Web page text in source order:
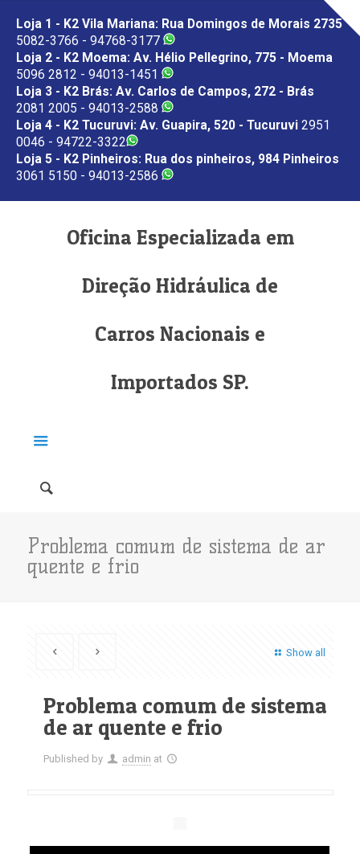
Loja 1 - K2 Vila Mariana: Rua Domingos de Morais 2735
5082-3766 - 94768-3177
Loja 2 - K2 Moema: Av. Hélio Pellegrino, 775 - Moema
5096 2812 - 94013-1451
Loja 3 - K2 Brás: Av. Carlos de Campos, 272 - Brás
2081 2005 - 94013-2588
Loja 4 - K2 Tucuruvi: Av. Guapira, 520 - Tucuruvi 2951
0046 - 94722-3322
Loja 5 - K2 Pinheiros: Rua dos pinheiros, 984 Pinheiros
3061 5150 - 94013-2586
Oficina Especializada em
Direção Hidráulica de
Carros Nacionais e
Importados SP.
Problema comum de sistema de ar
quente e frio
Show all
Problema comum de sistema
de ar quente e frio
Published by admin at